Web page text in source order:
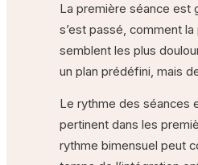
La première séance est
s’est passé, comment
semblent les plus
un plan prédéfini, mais
Le rythme des séances
pertinent dans les
rythme bimensuel peut